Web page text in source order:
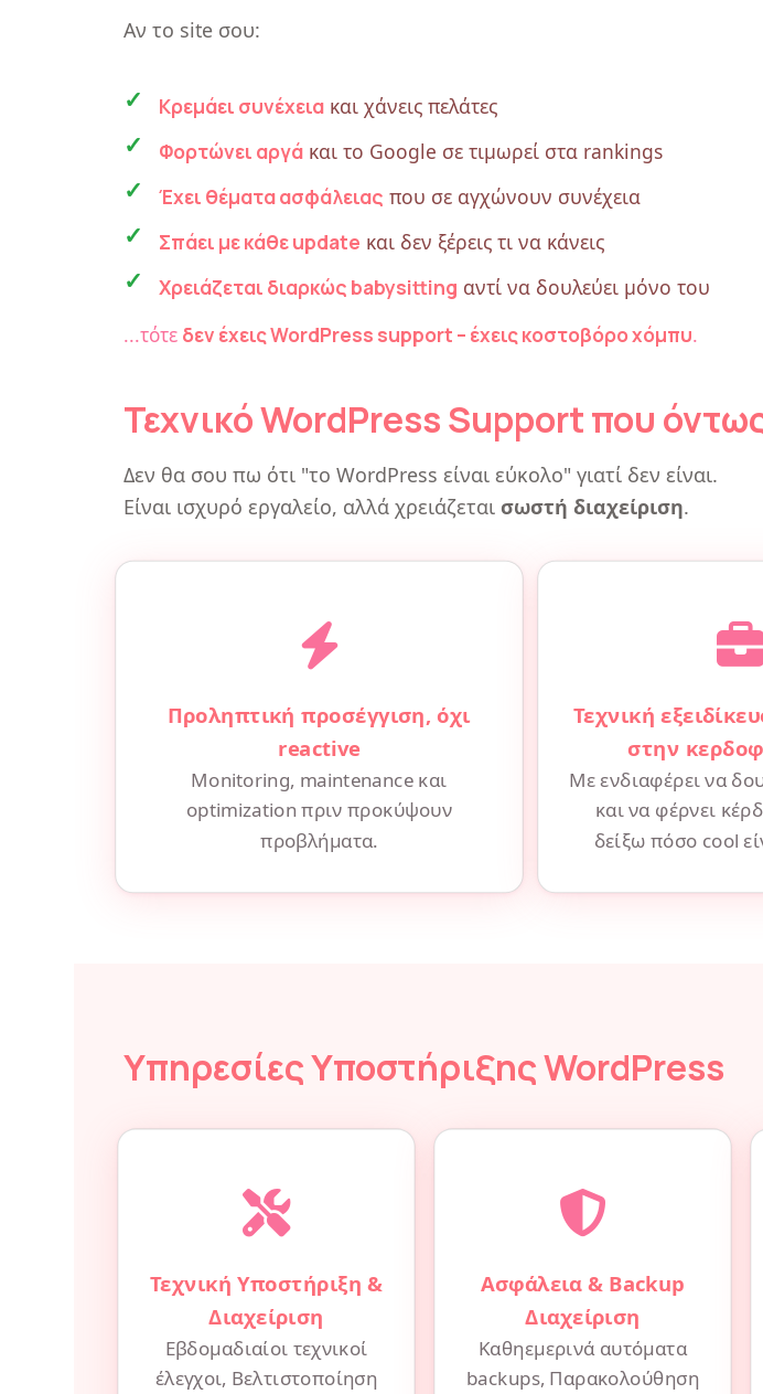
Αν το site σου:
Κρεμάει συνέχεια και χάνεις πελάτες
Φορτώνει αργά και το Google σε τιμωρεί στα rankings
Έχει θέματα ασφάλειας που σε αγχώνουν συνέχεια
Σπάει με κάθε update και δεν ξέρεις τι να κάνεις
Χρειάζεται διαρκώς babysitting αντί να δουλεύει μόνο του
...τότε δεν έχεις WordPress support – έχεις κοστοβόρο χόμπυ.
Τεχνικό WordPress Support που
Δεν θα σου πω ότι "το WordPress είναι εύκολο" γιατί δεν είναι.
Είναι ισχυρό εργαλείο, αλλά χρειάζεται σωστή διαχείριση.
Προληπτική προσέγγιση, όχι
reactive
Monitoring, maintenance και
optimization πριν προκύψουν
προβλήματα.
Τεχνική
στην
Με ενδιαφέρει να
και να φέρνει
δείξω πόσο cool
Υπηρεσίες Υποστήριξης WordPress
Τεχνική Υποστήριξη &
Διαχείριση
Εβδομαδιαίοι τεχνικοί
έλεγχοι, Βελτιστοποίηση
Ασφάλεια & Backup
Διαχείριση
Καθηεμερινά αυτόματα
backups, Παρακολούθηση